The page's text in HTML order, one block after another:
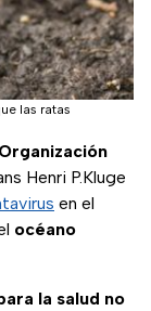
las ratas
Henri P.Kluge
en el
océano
la salud no